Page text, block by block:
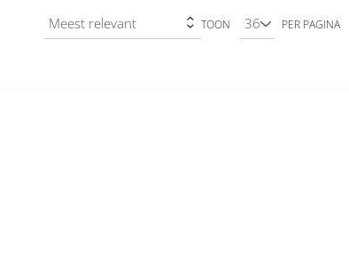
TOON PER PAGINA